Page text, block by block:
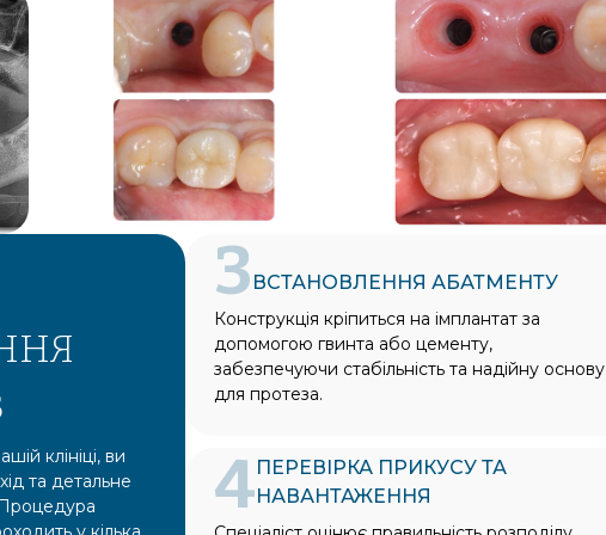
клініці, ви
та детальне
3 ВСТАНОВЛЕННЯ АБАТМЕНТУ
Конструкція кріпиться на імплантат за
допомогою гвинта або цементу,
забезпечуючи стабільність та надійну основу
для протеза.
4ПЕРЕВІРКА ПРИКУСУ ТА
НАВАНТАЖЕННЯ